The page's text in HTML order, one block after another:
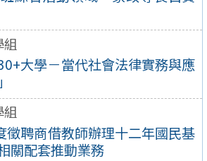
組
大學－當代社會法律實務與應
組
徵聘商借教師辦理十二年國民基
關配套推動業務